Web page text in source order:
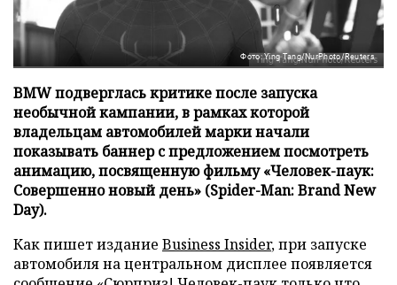
Фото: Ying Tang/NurPhoto/Reuters
BMW подверглась критике после запуска
необычной кампании, в рамках которой
владельцам автомобилей марки начали
показывать баннер с предложением посмотреть
анимацию, посвященную фильму «Человек-паук:
Совершенно новый день» (Spider-Man: Brand New
Day).
Как пишет издание Business Insider, при запуске
автомобиля на центральном дисплее появляется